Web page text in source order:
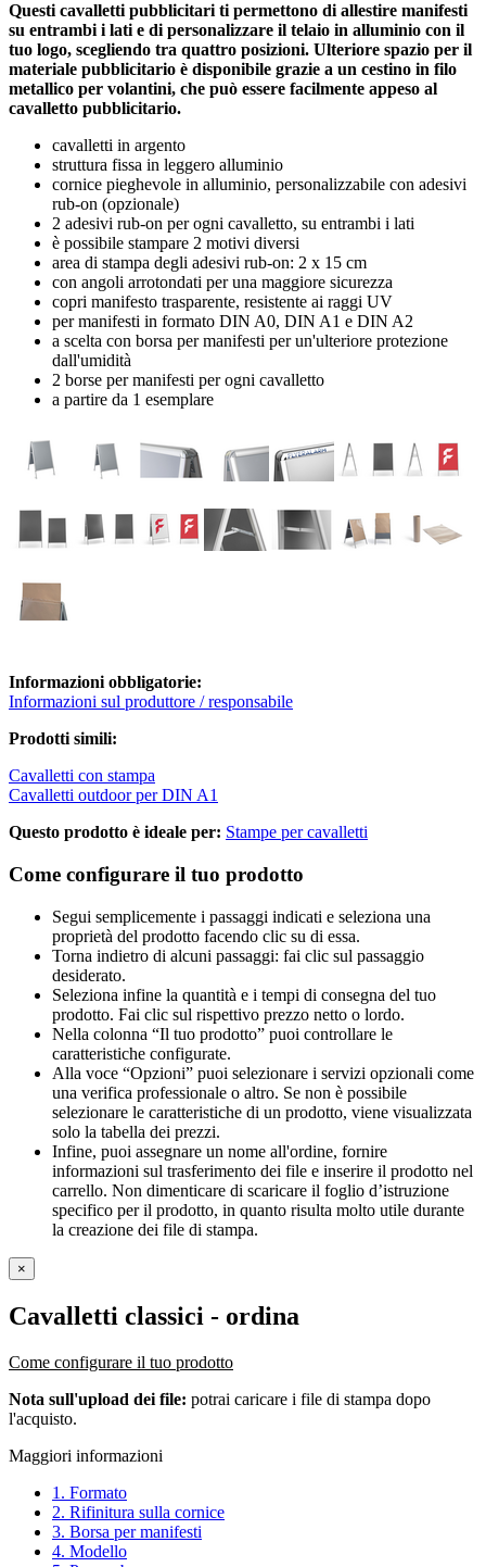
Questi cavalletti pubblicitari ti permettono di allestire manifesti
su entrambi i lati e di personalizzare il telaio in alluminio con il
tuo logo, scegliendo tra quattro posizioni. Ulteriore spazio per il
materiale pubblicitario è disponibile grazie a un cestino in filo
metallico per volantini, che può essere facilmente appeso al
cavalletto pubblicitario.
cavalletti in argento
struttura fissa in leggero alluminio
cornice pieghevole in alluminio, personalizzabile con adesivi
rub-on (opzionale)
2 adesivi rub-on per ogni cavalletto, su entrambi i lati
è possibile stampare 2 motivi diversi
area di stampa degli adesivi rub-on: 2 x 15 cm
con angoli arrotondati per una maggiore sicurezza
copri manifesto trasparente, resistente ai raggi UV
per manifesti in formato DIN A0, DIN A1 e DIN A2
a scelta con borsa per manifesti per un'ulteriore protezione
dall'umidità
2 borse per manifesti per ogni cavalletto
a partire da 1 esemplare
Informazioni obbligatorie:
Informazioni sul produttore / responsabile
Prodotti simili:
Cavalletti con stampa
Cavalletti outdoor per DIN A1
Questo prodotto è ideale per: Stampe per cavalletti
Come configurare il tuo prodotto
Segui semplicemente i passaggi indicati e seleziona una
proprietà del prodotto facendo clic su di essa.
Torna indietro di alcuni passaggi: fai clic sul passaggio
desiderato.
Seleziona infine la quantità e i tempi di consegna del tuo
prodotto. Fai clic sul rispettivo prezzo netto o lordo.
Nella colonna “Il tuo prodotto” puoi controllare le
caratteristiche configurate.
Alla voce “Opzioni” puoi selezionare i servizi opzionali come
una verifica professionale o altro. Se non è possibile
selezionare le caratteristiche di un prodotto, viene visualizzata
solo la tabella dei prezzi.
Infine, puoi assegnare un nome all'ordine, fornire
informazioni sul trasferimento dei file e inserire il prodotto nel
carrello. Non dimenticare di scaricare il foglio d’istruzione
specifico per il prodotto, in quanto risulta molto utile durante
la creazione dei file di stampa.
×
Cavalletti classici - ordina
Come configurare il tuo prodotto
Nota sull'upload dei file: potrai caricare i file di stampa dopo
l'acquisto.
Maggiori informazioni
1. Formato
2. Rifinitura sulla cornice
3. Borsa per manifesti
4. Modello